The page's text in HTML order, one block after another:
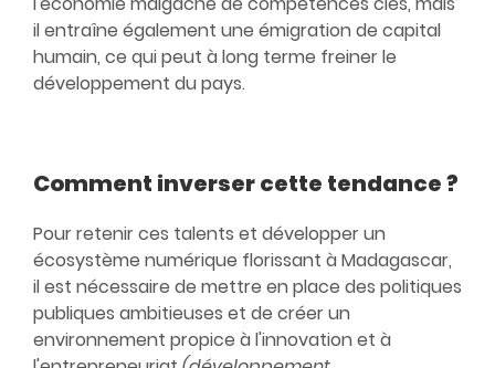
il entraîne également une émigration de capital
humain, ce qui peut à long terme freiner le
développement du pays.
Comment inverser cette tendance ?
Pour retenir ces talents et développer un
écosystème numérique florissant à Madagascar,
il est nécessaire de mettre en place des politiques
publiques ambitieuses et de créer un
environnement propice à l'innovation et à